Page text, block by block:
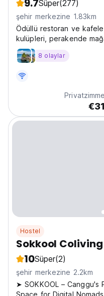
9.7Süper(277)
şehir merkezine 1.83km
Ödüllü restoran ve
kulüpleri, perakende
ile çevrilidir. Coco'da
tam anlamıyla kapınızın
8 olaylar
Hostel
Sokkool
10Süper(2)
şehir merkezine 2.2km
➤ SOKKOOL – Canggu's
Space for Digital